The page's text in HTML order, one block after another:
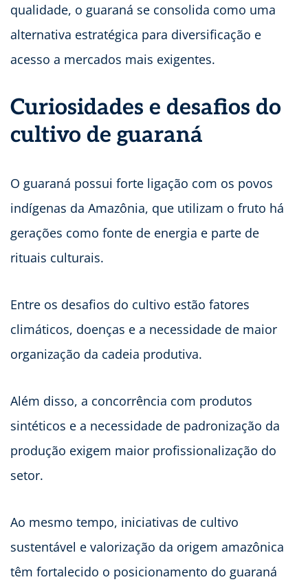
qualidade, o guaraná se consolida como uma
alternativa estratégica para diversificação e
acesso a mercados mais exigentes.
Curiosidades e desafios do
cultivo de guaraná
O guaraná possui forte ligação com os povos
indígenas da Amazônia, que utilizam o fruto há
gerações como fonte de energia e parte de
rituais culturais.
Entre os desafios do cultivo estão fatores
climáticos, doenças e a necessidade de maior
organização da cadeia produtiva.
Além disso, a concorrência com produtos
sintéticos e a necessidade de padronização da
produção exigem maior profissionalização do
setor.
Ao mesmo tempo, iniciativas de cultivo
sustentável e valorização da origem amazônica
têm fortalecido o posicionamento do guaraná